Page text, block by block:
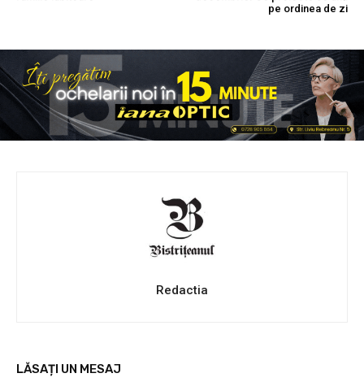
pe ordinea de zi
Redactia
LĂSAȚI UN MESAJ